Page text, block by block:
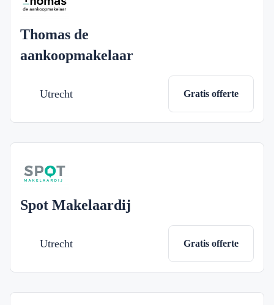
Thomas de
aankoopmakelaar
Utrecht Gratis offerte
Spot Makelaardij
Utrecht Gratis offerte